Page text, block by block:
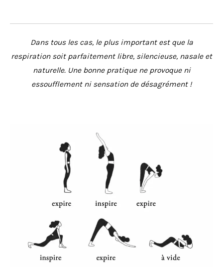
Dans tous les cas, le plus important est que la
respiration soit parfaitement libre, silencieuse, nasale et
naturelle. Une bonne pratique ne provoque ni
essoufflement ni sensation de désagrément !